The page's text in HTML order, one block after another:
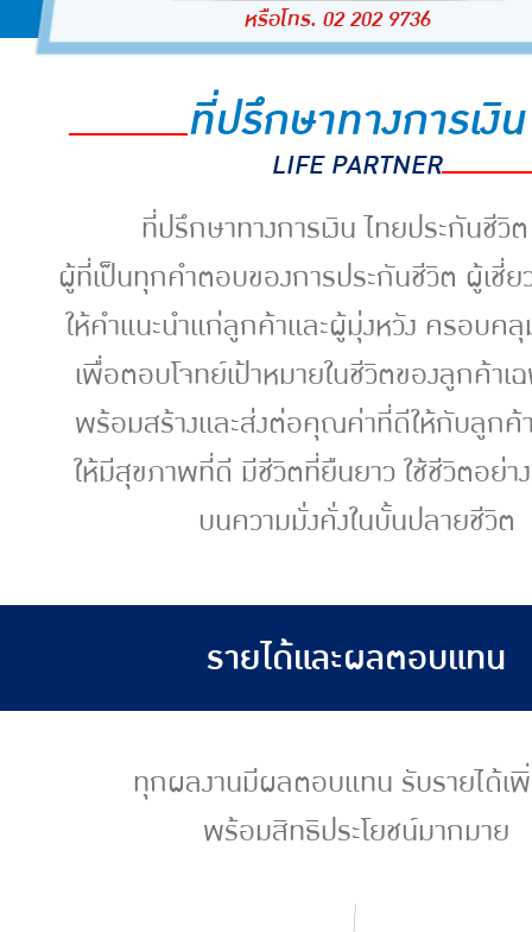
หรือโทร. 02 202 9736
ที่ปรึกษาทางการเงิน
LIFE PARTNER
ที่ปรึกษาทางการเงิน ไทยประกันชีวิ
ผู้ที่เป็นทุกคำตอบของการประกันชีวิต ผู้เชี่
ให้คำแนะนำแก่ลูกค้าและผู้มุ่งหวัง ครอบค
เพื่อตอบโจทย์เป้าหมายในชีวิตของลูกค้าเ
พร้อมสร้างและส่งต่อคุณค่าที่ดีให้กับลูกค้
ให้มีสุขภาพที่ดี มีชีวิตที่ยืนยาว ใช้ชีวิตอย่า
บนความมั่งคั่งในบั้นปลายชีวิต
รายได้และผลตอบแทน
ทุกผลงานมีผลตอบแทน รับรายได้เ
พร้อมสิทธิประโยชน์มากมาย